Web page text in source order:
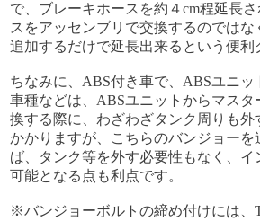
で、ブレーキホースを約４cm程延長
スをアッセンブリで交換するのではな
追加するだけで延長出来るという便利
ちなみに、ABS付き車で、ABSユニッ
車種などは、ABSユニットからマスタ
換する際に、わざわざタンク周りも外
かかりますが、こちらのバンジョーを
ば、タンク等を外す必要性もなく、
可能となる点も利点です。
※バンジョーボルトの締め付けには、